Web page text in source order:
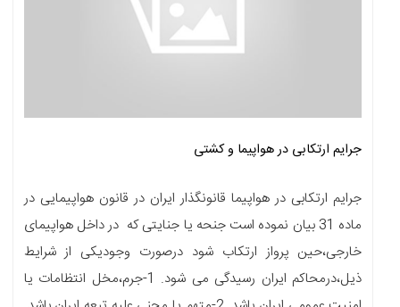
جرایم ارتکابی در هواپیما و کشتی
جرایم ارتکابی در هواپیما قانونگذار ایران در قانون هواپیمایی در
ماده 31 بیان نموده است جنحه یا جنایتی که در داخل هواپیمای
خارجی،حین پرواز ارتکاب شود درصورت وجودیکی از شرایط
ذیل،درمحاکم ایران رسیدگی می شود. 1-جرم،مخل انتظامات یا